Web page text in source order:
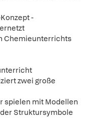
-
Chemieunterrichts
zwei große
spielen mit Modellen
Struktursymbole